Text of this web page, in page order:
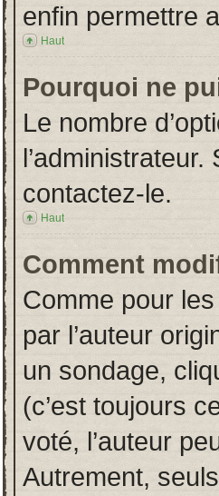
enfin permettre
Haut
Pourquoi ne
Le nombre
contactez-le.
Haut
Comment
Comme pour
par l’auteur
un sondage,
(c’est toujours
voté, l’auteur
Autrement,